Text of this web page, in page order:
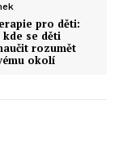
pro děti:
se děti
rozumět
okolí